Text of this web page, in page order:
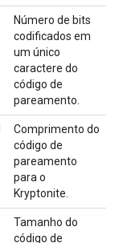
Número de bits
codificados em
um único
caractere do
código de
pareamento.
Comprimento do
código de
pareamento
para o
Kryptonite.
Tamanho do
código de